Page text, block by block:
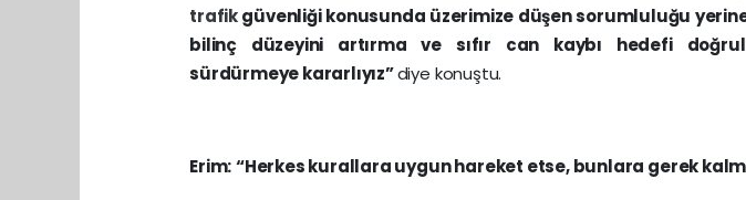
trafikgüvenliği konusunda üzerimize düşen sorumluluğu yerine
bilinç düzeyini artırma ve sıfır can kaybı hedefi
sürdürmeye kararlıyız”diye konuştu.
Erim:“Herkes kurallara uygun hareket etse, bunlara gerek